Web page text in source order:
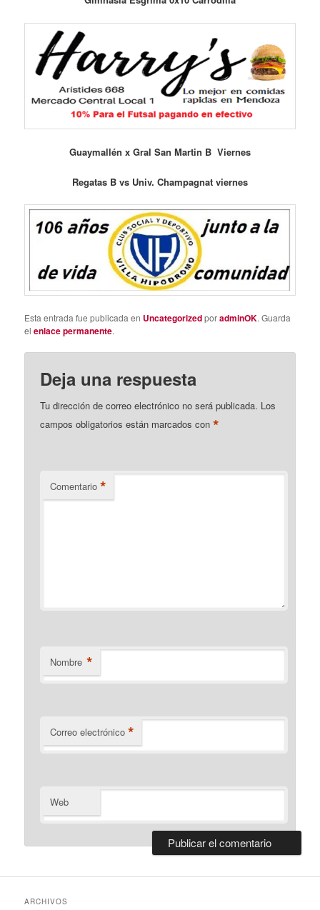
Guaymallén x Gral San Martin B Viernes
Regatas B vs Univ. Champagnat viernes
Esta entrada fue publicada en UncategorizedporadminOK. Guarda
elenlace permanente.
Deja una respuesta
Tu dirección de correo electrónico no será publicada. Los
campos obligatorios están marcados con*
Comentario *
Nombre *
Correo electrónico *
Web
ARCHIVOS